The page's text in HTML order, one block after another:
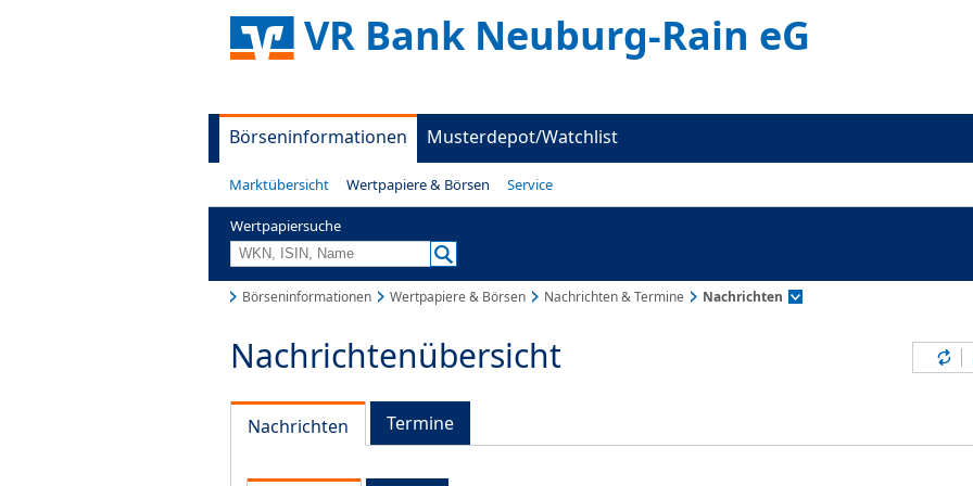
VR Bank Neuburg-Rain eG
Börseninformationen Musterdepot/Watchlist
Marktübersicht Wertpapiere & Börsen Service
Wertpapiersuche
Börseninformationen Wertpapiere & Börsen Nachrichten & Termine Nachrichten
Nachrichtenübersicht
Nachrichten Termine